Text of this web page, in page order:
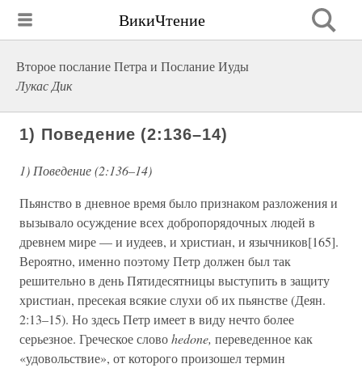
ВикиЧтение
Второе послание Петра и Послание Иуды
Лукас Дик
1) Поведение (2:136–14)
1) Поведение (2:136–14)
Пьянство в дневное время было признаком разложения и
вызывало осуждение всех добропорядочных людей в
древнем мире — и иудеев, и христиан, и язычников[165].
Вероятно, именно поэтому Петр должен был так
решительно в день Пятидесятницы выступить в защиту
христиан, пресекая всякие слухи об их пьянстве (Деян.
2:13–15). Но здесь Петр имеет в виду нечто более
серьезное. Греческое словоhedone, переведенное как
«удовольствие», от которого произошел термин